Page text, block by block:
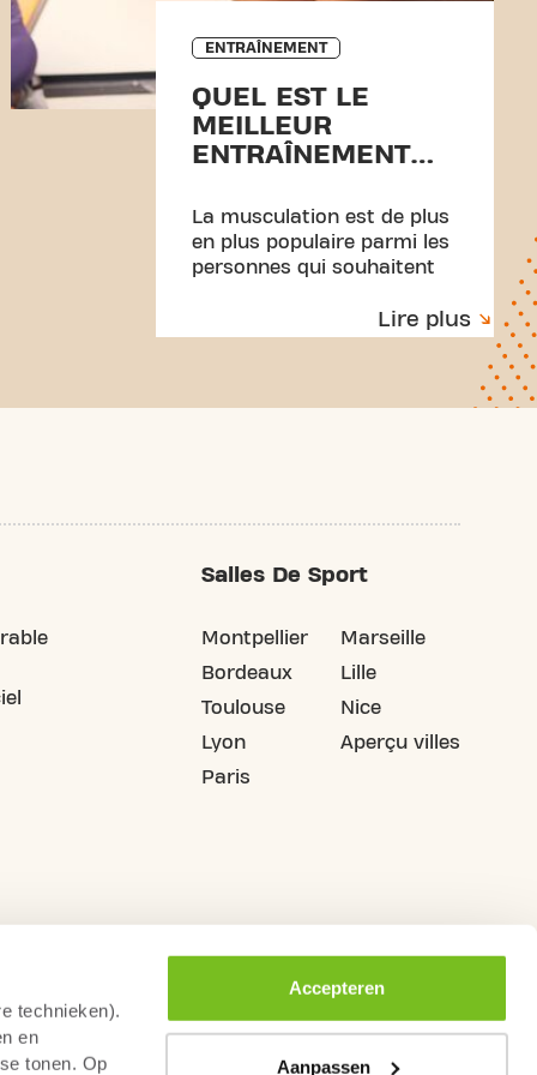
technieken).
en
tonen. Op
Accepteren
Aanpassen
ENTRAÎNEMENT
QUEL EST LE
MEILLEUR
ENTRAÎNEMENT
POIDS ?
La musculation est de plus
en plus populaire parmi les
personnes qui souhaitent
avantages sont nombreux !
Lire plus
Salles De Sport
Montpellier
Bordeaux
Toulouse
Lyon
Paris
Marseille
Lille
Nice
Aperçu villes